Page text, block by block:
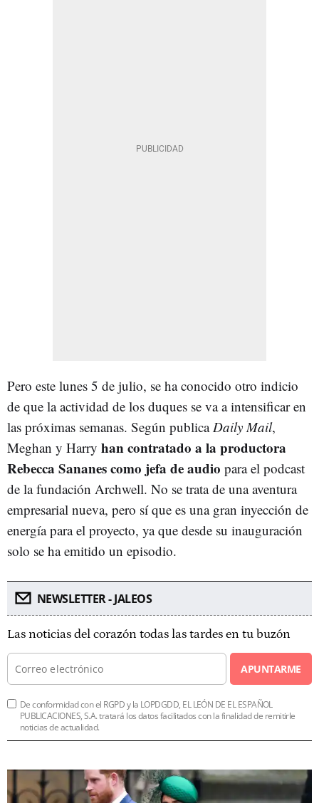
Pero este lunes 5 de julio, se ha conocido otro indicio
de que la actividad de los duques se va a intensificar en
las próximas semanas. Según publicaDaily Mail,
Meghan y Harry han contratado a la productora
Rebecca Sananes como jefa de audio para el podcast
de la fundación Archwell. No se trata de una aventura
empresarial nueva, pero sí que es una gran inyección de
energía para el proyecto, ya que desde su inauguración
solo se ha emitido un episodio.
NEWSLETTER - JALEOS
Las noticias del corazón todas las tardes en tu buzón
APUNTARME
De conformidad con el RGPD y la LOPDGDD, EL LEÓN DE EL ESPAÑOL
PUBLICACIONES, S.A. tratará los datos facilitados con la finalidad de remitirle
noticias de actualidad.